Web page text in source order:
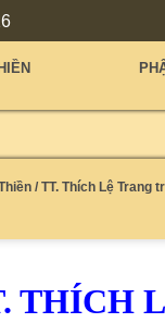
/ TT. Thích Lệ Trang
THÍCH